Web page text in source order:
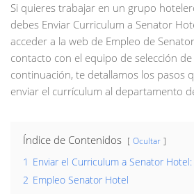
Si quieres trabajar en un grupo
debes Enviar Curriculum a Senator
acceder a la web de Empleo de
contacto con el equipo de selección
continuación, te detallamos los pasos
enviar el currículum al departamento
Índice de Contenidos Ocultar
1 Enviar el Curriculum a Senator Hotel:
2 Empleo Senator Hotel